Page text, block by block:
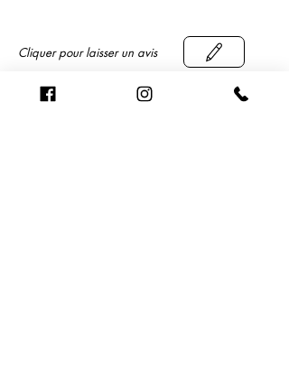
Cliquer pour laisser un avis